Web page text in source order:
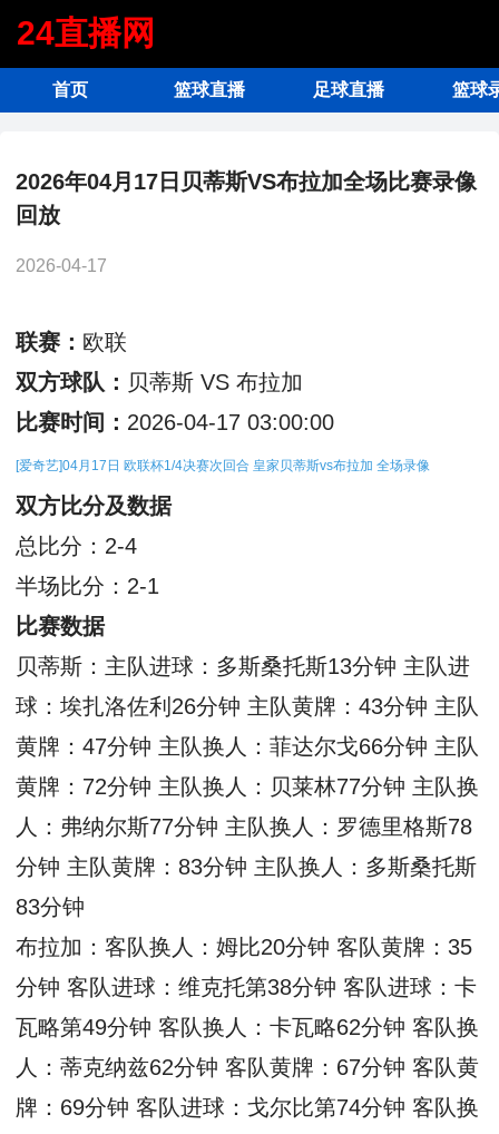
24直播网
首页 篮球直播 足球直播 篮球
2026年04月17日贝蒂斯VS布拉加全场比赛录像
回放
2026-04-17
联赛： 欧联
双方球队： 贝蒂斯 VS 布拉加
比赛时间： 2026-04-17 03:00:00
[爱奇艺]04月17日 欧联杯1/4决赛次回合 皇家贝蒂斯vs布拉加 全场录像
双方比分及数据
总比分：2-4
半场比分：2-1
比赛数据
贝蒂斯：主队进球：多斯桑托斯13分钟 主队进
球：埃扎洛佐利26分钟 主队黄牌：43分钟 主队
黄牌：47分钟 主队换人：菲达尔戈66分钟 主队
黄牌：72分钟 主队换人：贝莱林77分钟 主队换
人：弗纳尔斯77分钟 主队换人：罗德里格斯78
分钟 主队黄牌：83分钟 主队换人：多斯桑托斯
83分钟
布拉加：客队换人：姆比20分钟 客队黄牌：35
分钟 客队进球：维克托第38分钟 客队进球：卡
瓦略第49分钟 客队换人：卡瓦略62分钟 客队换
人：蒂克纳兹62分钟 客队黄牌：67分钟 客队黄
牌：69分钟 客队进球：戈尔比第74分钟 客队换